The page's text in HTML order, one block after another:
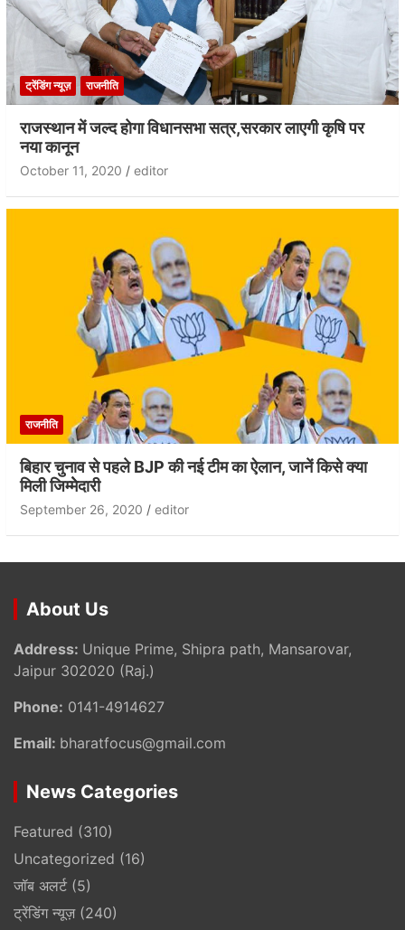
ट्रेंडिंग न्यूज़ राजनीति
राजस्थान में जल्द होगा विधानसभा सत्र,सरकार लाएगी कृषि पर
नया कानून
October 11, 2020 editor
राजनीति
बिहार चुनाव से पहले BJP की नई टीम का ऐलान, जानें किसे क्या
मिली जिम्मेेदारी
September 26, 2020 editor
About Us
Address: Unique Prime, Shipra path, Mansarovar,
Jaipur 302020 (Raj.)
Phone: 0141-4914627
Email: bharatfocus@gmail.com
News Categories
Featured (310)
Uncategorized (16)
जॉब अलर्ट(5)
ट्रेंडिंग न्यूज़(240)